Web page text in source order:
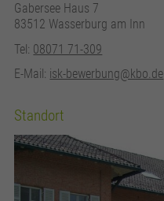
Gabersee Haus 7
83512 Wasserburg am Inn
Tel: 08071 71-309
E-Mail: isk-bewerbung@kbo.de
Standort